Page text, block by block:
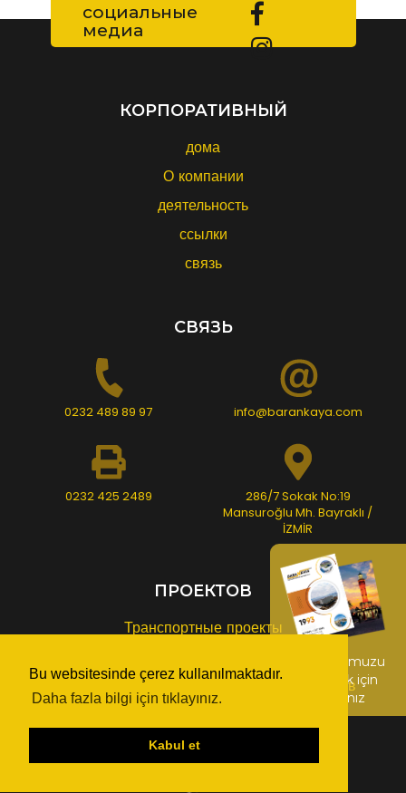
Bu websitesinde çerez kullanılmaktadır.
Daha fazla bilgi için tıklayınız.
Kabul et
социальные
медиа
КОРПОРАТИВНЫЙ
дома
О компании
деятельность
ссылки
связь
СВЯЗЬ
0232 489 89 97 info@barankaya.com
0232 425 2489
286/7 Sokak No:19
Mansuroğlu Mh. Bayraklı /
İZMİR
ПРОЕКТОВ
Транспортные проекты
Проекты рекреационных зон и амфитеатров
Kişisel Verilerin Korunması
© Copyright 2018 - Все права защищены
Kataloğumuzu
indirmek için
tıklayınız